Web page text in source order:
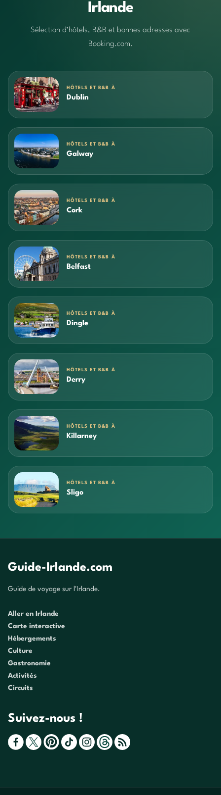
Irlande
Sélection d’hôtels, B&B et bonnes adresses avec
Booking.com.
HÔTELS ET B&B À
Dublin
HÔTELS ET B&B À
Galway
HÔTELS ET B&B À
Cork
HÔTELS ET B&B À
Belfast
HÔTELS ET B&B À
Dingle
HÔTELS ET B&B À
Derry
HÔTELS ET B&B À
Killarney
HÔTELS ET B&B À
Sligo
Guide-Irlande.com
Guide de voyage sur l'Irlande.
Aller en Irlande
Carte interactive
Hébergements
Culture
Gastronomie
Activités
Circuits
Suivez-nous !